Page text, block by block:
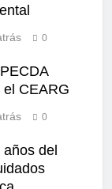
0
CEARG
0
del